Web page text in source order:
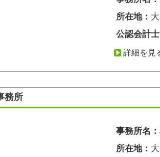
所在地：
公認会計
詳細を見
務所
事務所名：
所在地：